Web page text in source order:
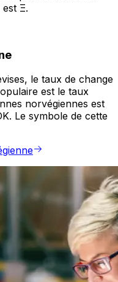
est Ξ.
le taux de change
est le taux
norvégiennes est
Le symbole de cette